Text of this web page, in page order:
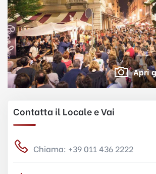
Apri
Contatta il Locale e Vai
Chiama: +39 011 436 2222